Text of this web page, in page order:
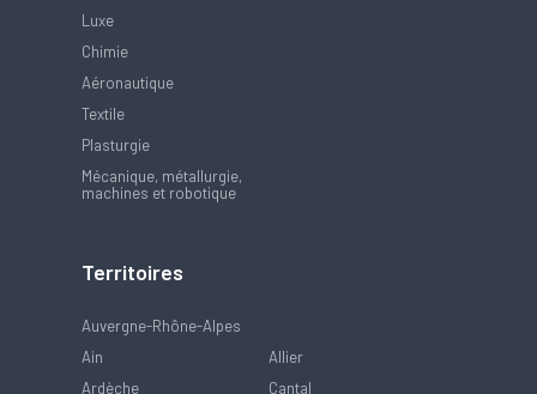
Luxe
Chimie
Aéronautique
Textile
Plasturgie
Mécanique, métallurgie,
machines et robotique
Territoires
Auvergne-Rhône-Alpes
Ain
Allier
Ardèche
Cantal